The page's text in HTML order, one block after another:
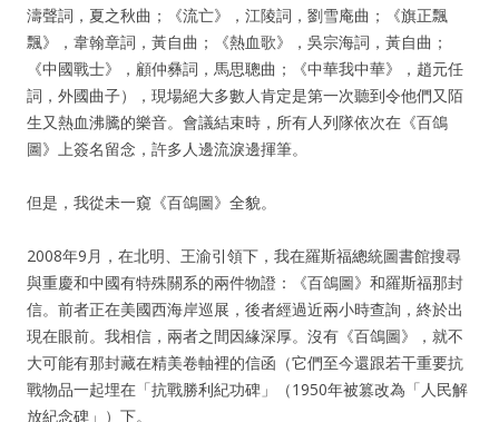
濤聲詞，夏之秋曲；《流亡》，江陵詞，劉雪庵曲；《旗正飄
飄》，韋翰章詞，黃自曲；《熱血歌》，吳宗海詞，黃自曲；
《中國戰士》，顧仲彝詞，馬思聰曲；《中華我中華》，趙元任
詞，外國曲子），現場絕大多數人肯定是第一次聽到令他們又陌
生又熱血沸騰的樂音。會議結束時，所有人列隊依次在《百鴿
圖》上簽名留念，許多人邊流淚邊揮筆。
但是，我從未一窺《百鴿圖》全貌。
2008年9月，在北明、王渝引領下，我在羅斯福總統圖書館搜尋
與重慶和中國有特殊關系的兩件物證：《百鴿圖》和羅斯福那封
信。前者正在美國西海岸巡展，後者經過近兩小時查詢，終於出
現在眼前。我相信，兩者之間因緣深厚。沒有《百鴿圖》，就不
大可能有那封藏在精美卷軸裡的信函（它們至今還跟若干重要抗
戰物品一起埋在「抗戰勝利紀功碑」（1950年被篡改為「人民解
放紀念碑」）下。